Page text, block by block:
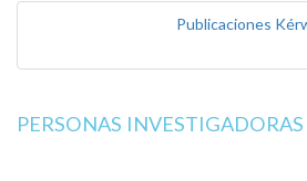
Publicaciones
PERSONAS INVESTIGADORAS